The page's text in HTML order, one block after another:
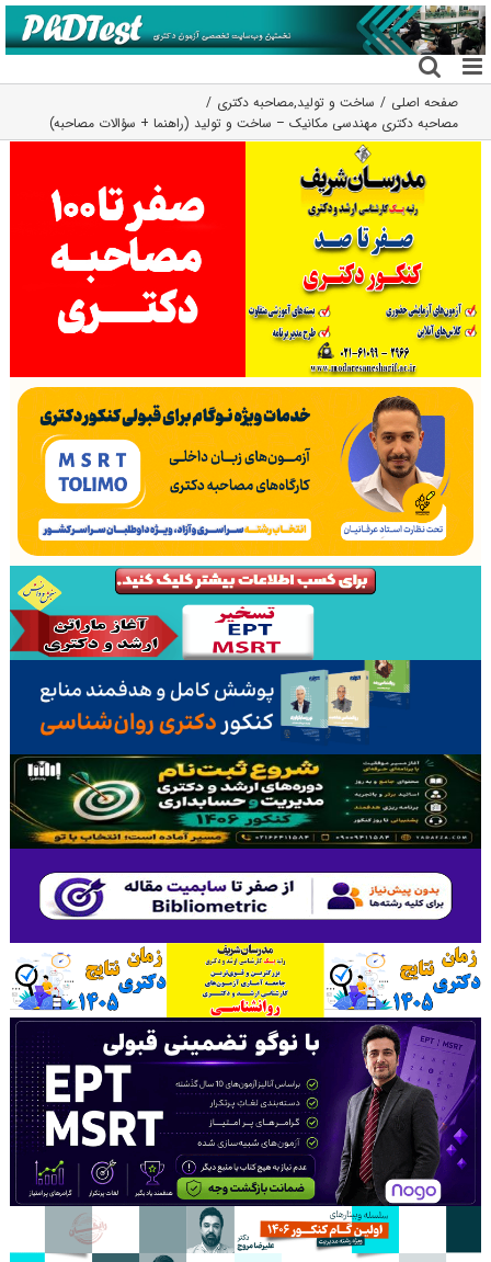
رفتن
به
محتوا
صفحه اصلی ساخت و تولید,مصاحبه دکتری
مصاحبه دکتری مهندسی مکانیک – ساخت و تولید (راهنما + سؤالات مصاحبه)